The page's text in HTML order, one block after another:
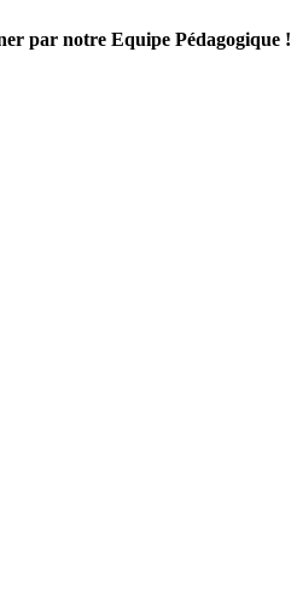
par notre Equipe Pédagogique !